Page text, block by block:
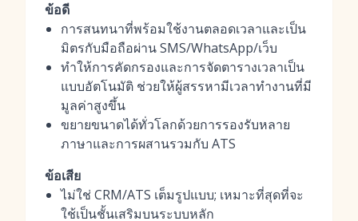
ข้อดี
การสนทนาที่พร้อมใช้งานตลอดเวลาและเป็น
มิตรกับมือถือผ่าน SMS/WhatsApp/เว็บ
ทำให้การคัดกรองและการจัดตารางเวลาเป็น
แบบอัตโนมัติ ช่วยให้ผู้สรรหามีเวลาทำงานที่มี
มูลค่าสูงขึ้น
ขยายขนาดได้ทั่วโลกด้วยการรองรับหลาย
ภาษาและการผสานรวมกับ ATS
ข้อเสีย
ไม่ใช่ CRM/ATS เต็มรูปแบบ; เหมาะที่สุดที่จะ
ใช้เป็นชั้นเสริมบนระบบหลัก